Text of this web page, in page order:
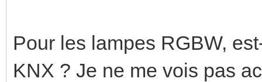
Pour les lampes RGBW,
KNX ? Je ne me vois pas